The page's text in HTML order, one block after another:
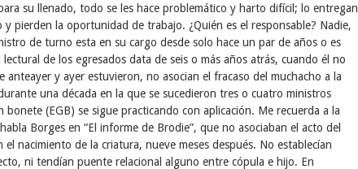
su llenado, todo se les hace problemático y harto difícil; lo entregan
pierden la oportunidad de trabajo. ¿Quién es el responsable? Nadie,
de turno esta en su cargo desde solo hace un par de años o es
de los egresados data de seis o más años atrás, cuando él no
anteayer y ayer estuvieron, no asocian el fracaso del muchacho a la
una década en la que se sucedieron tres o cuatro ministros
(EGB) se sigue practicando con aplicación. Me recuerda a la
Borges en “El informe de Brodie”, que no asociaban el acto del
nacimiento de la criatura, nueve meses después. No establecían
ni tendían puente relacional alguno entre cópula e hijo. En